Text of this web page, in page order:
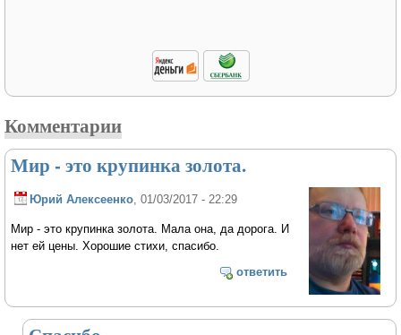
Комментарии
Мир - это крупинка золота.
Юрий Алексеенко, 01/03/2017 - 22:29
Мир - это крупинка золота. Мала она, да дорога. И
нет ей цены. Хорошие стихи, спасибо.
ответить